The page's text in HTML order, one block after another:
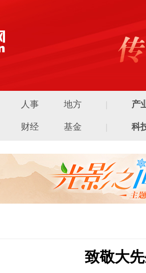
人事 地方 | 产
财经 基金 | 科
致敬大